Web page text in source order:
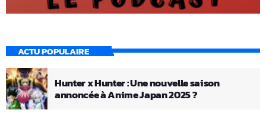
ACTU POPULAIRE
Hunter x Hunter : Une nouvelle saison
annoncée à Anime Japan 2025 ?